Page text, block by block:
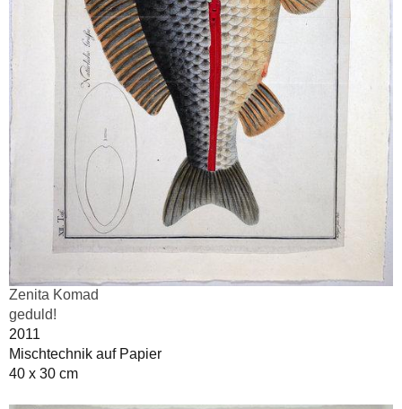
Zenita Komad
geduld!
2011
Mischtechnik auf Papier
40 x 30 cm